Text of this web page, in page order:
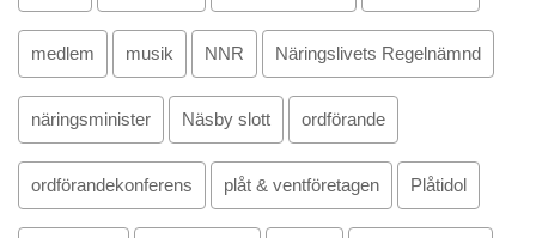
medlem musik NNR Näringslivets Regelnämnd
näringsminister Näsby slott ordförande
ordförandekonferens plåt & ventföretagen Plåtidol